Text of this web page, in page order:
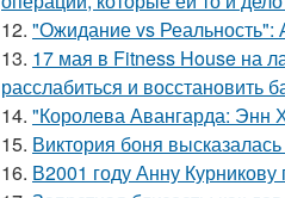
12. "Ожидание vs Реальность":
13. 17 мая в Fitness House на
расслабиться и восстановить
14. "Королева Авангарда: Энн
15. Виктория боня
16. В2001 году Анну